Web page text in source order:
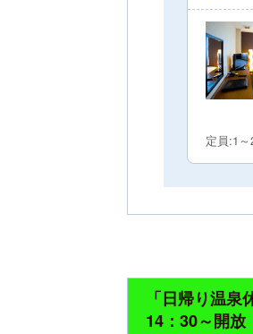
定員:1
「日帰り温
14：30～開放